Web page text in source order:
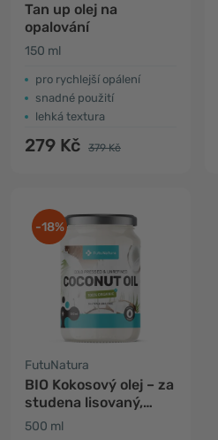
Tan up olej na
opalování
150 ml
pro rychlejší opálení
snadné použití
lehká textura
279 Kč 379 Kč
-18%
FutuNatura
BIO Kokosový olej – za
studena lisovaný,
nerafinovaný
500 ml